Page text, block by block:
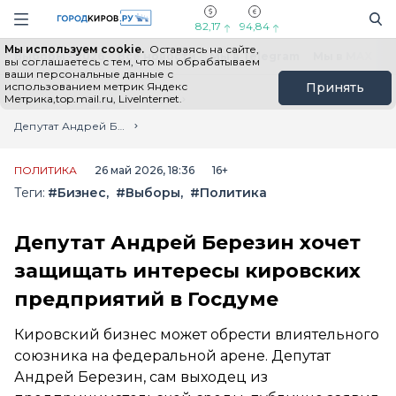
Навигация сайта
82,17 94,84
Мы используем cookie. Оставаясь на сайте,
вы соглашаетесь с тем, что мы обрабатываем
ваши персональные данные с
использованием метрик Яндекс
Метрика,top.mail.ru, LiveInternet.
Принять
Выборы - 2026 Все новости Мы в Telegram
Главная
Лента новостей
Депутат Андрей Березин хочет защищать интересы кировских предприятий в Госдуме
ПОЛИТИКА 26 май 2026, 18:36 16+
Теги: #Бизнес #Выборы #Политика
Депутат Андрей Березин хочет
защищать интересы кировских
предприятий в Госдуме
Кировский бизнес может обрести влиятельного
союзника на федеральной арене. Депутат
Андрей Березин, сам выходец из